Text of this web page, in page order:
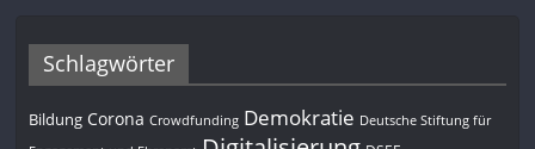
Schlagwörter
Bildung Corona Crowdfunding Demokratie Deutsche Stiftung für